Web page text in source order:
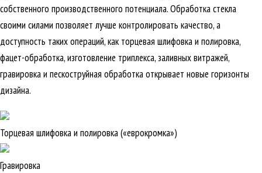
собственного производственного потенциала. Обработка стекла
своими силами позволяет лучше контролировать качество, а
доступность таких операций, как торцевая шлифовка и полировка,
фацет-обработка, изготовление триплекса, заливных витражей,
гравировка и пескоструйная обработка открывает новые горизонты
дизайна.
Торцевая шлифовка и полировка («еврокромка»)
Гравировка